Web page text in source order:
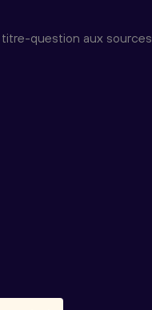
question aux sources